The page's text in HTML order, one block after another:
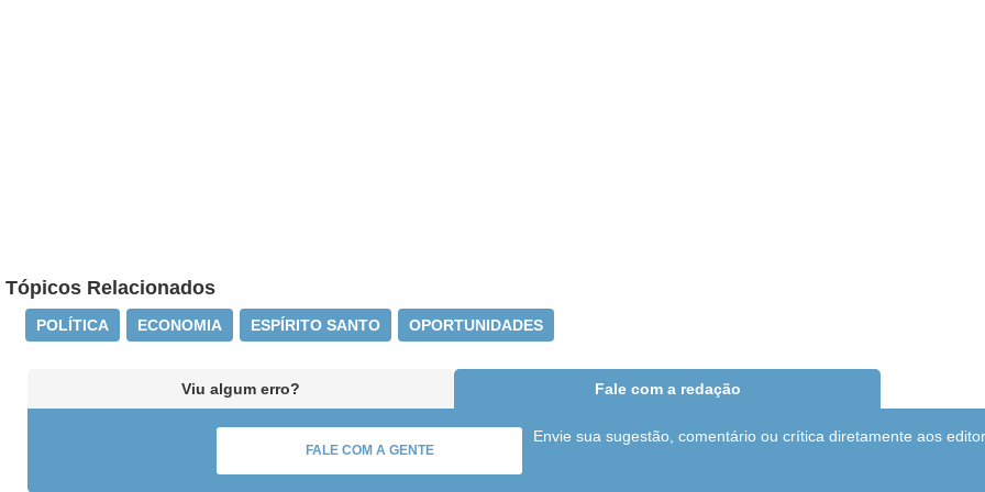
Tópicos Relacionados
POLÍTICA ECONOMIA ESPÍRITO SANTO OPORTUNIDADES
Viu algum erro? Fale com a redação
FALE COM A GENTE
Envie sua sugestão, comentário ou crítica diretamente aos